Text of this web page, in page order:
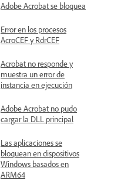
Adobe Acrobat se bloquea
Error en los procesos
AcroCEF y RdrCEF
Acrobat no responde y
muestra un error de
instancia en ejecución
Adobe Acrobat no pudo
cargar la DLL principal
Las aplicaciones se
bloquean en dispositivos
Windows basados en
ARM64